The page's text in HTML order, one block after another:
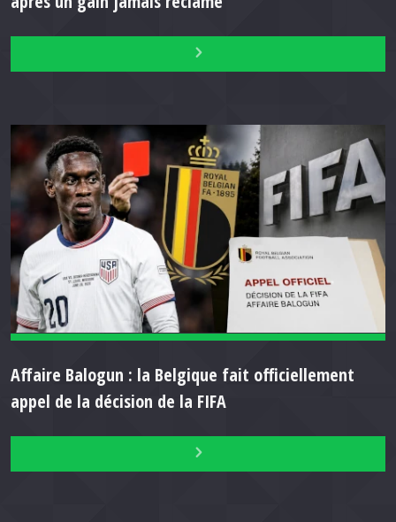
Affaire Balogun : la Belgique fait officiellement
appel de la décision de la FIFA